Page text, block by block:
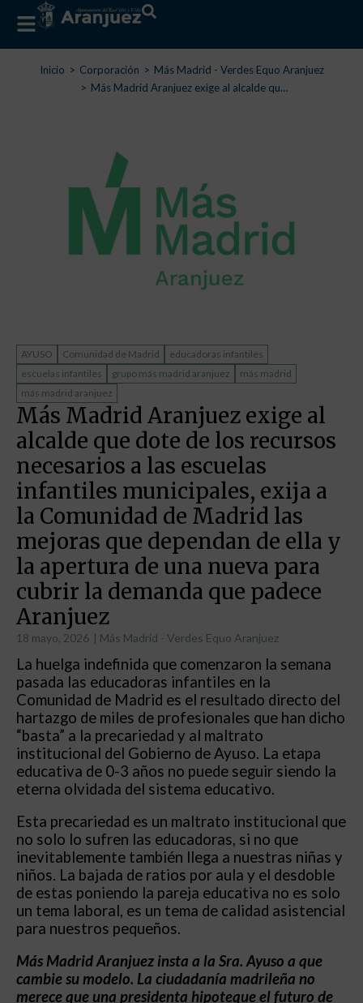
Estás aquí:
Inicio Corporación
Más Madrid - Verdes Equo Aranjuez
Más Madrid Aranjuez exige al alcalde qu…
AYUSO Comunidad de Madrid
educadoras infantiles
escuelas infantiles
grupo más madrid aranjuez
más madrid
más madrid aranjuez
Más Madrid Aranjuez exige al
alcalde que dote de los recursos
necesarios a las escuelas
infantiles municipales, exija a
la Comunidad de Madrid las
mejoras que dependan de ella y
la apertura de una nueva para
cubrir la demanda que padece
Aranjuez
18 mayo, 2026 | Más Madrid - Verdes Equo Aranjuez
La huelga indefinida que comenzaron la semana
pasada las educadoras infantiles en la
Comunidad de Madrid es el resultado directo del
hartazgo de miles de profesionales que han dicho
“basta” a la precariedad y al maltrato
institucional del Gobierno de Ayuso. La etapa
educativa de 0-3 años no puede seguir siendo la
eterna olvidada del sistema educativo.
Esta precariedad es un maltrato institucional que
no solo lo sufren las educadoras, si no que
inevitablemente también llega a nuestras niñas y
niños. La bajada de ratios por aula y el desdoble
de estas poniendo la pareja educativa no es solo
un tema laboral, es un tema de calidad asistencial
para nuestros pequeños.
Más Madrid Aranjuez insta a la Sra. Ayuso a que
cambie su modelo. La ciudadanía madrileña no
merece que una presidenta hipoteque el futuro de